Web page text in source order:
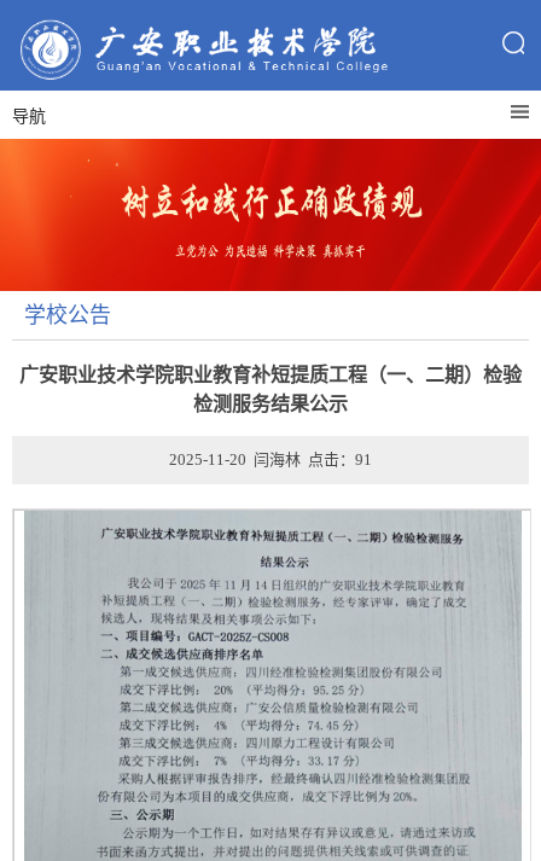
导航
学校公告
广安职业技术学院职业教育补短提质工程（一、二期）检验
检测服务结果公示
2025-11-20 闫海林 点击： 91